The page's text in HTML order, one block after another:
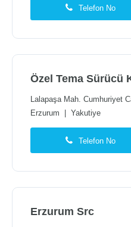
Telefon No
Özel Tema Sürücü
Lalapaşa Mah. Cumhuriyet
Erzurum
Yakutiye
Telefon No
Erzurum Src